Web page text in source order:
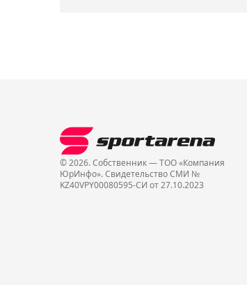
© 2026. Собственник — ТОО «Компания
ЮрИнфо». Cвидетельство СМИ №
KZ40VPY00080595-СИ от 27.10.2023